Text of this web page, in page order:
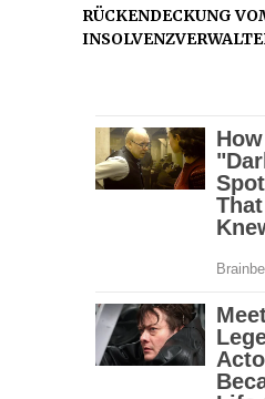
RÜCKENDECKUNG